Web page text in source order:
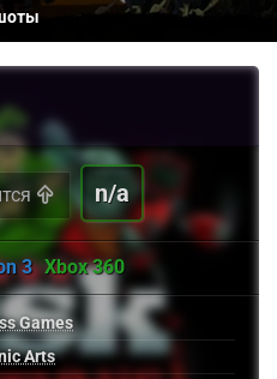
n/a
3 Xbox 360
Games
Arts